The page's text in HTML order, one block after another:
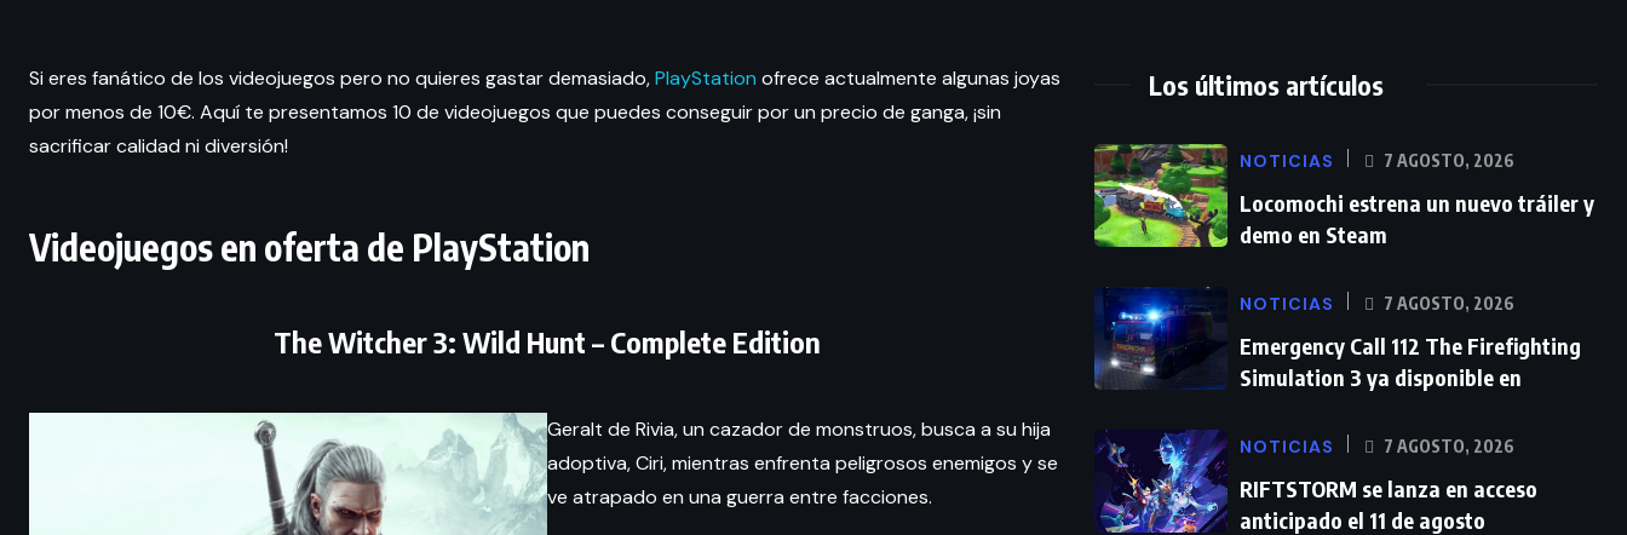
Si eres fanático de los videojuegos pero no quieres gastar demasiado,PlayStation ofrece actualmente algunas joyas
por menos de 10€. Aquí te presentamos 10 de videojuegos que puedes conseguir por un precio de ganga, ¡sin
sacrificar calidad ni diversión!
Videojuegos en oferta de PlayStation
The Witcher 3: Wild Hunt – Complete Edition
Geralt de Rivia, un cazador de monstruos, busca a su hija
adoptiva, Ciri, mientras enfrenta peligrosos enemigos y se
ve atrapado en una guerra entre facciones.
Los últimos artículos
NOTICIAS 7 AGOSTO, 2026
Locomochi estrena un nuevo tráiler y
demo en Steam
NOTICIAS 7 AGOSTO, 2026
Emergency Call 112 The Firefighting
Simulation 3 ya disponible en
NOTICIAS 7 AGOSTO, 2026
RIFTSTORM se lanza en acceso
anticipado el 11 de agosto